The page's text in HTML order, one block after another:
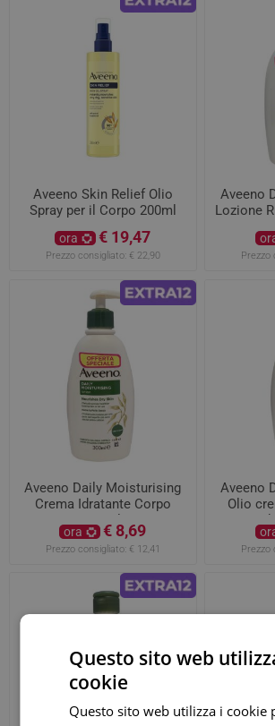
Aveeno Skin Relief Olio
Spray per il Corpo 200ml
ora € 19,47
Prezzo consigliato: € 22,90
Aveeno
Lozione
Prezzo
Aveeno Daily Moisturising
Crema Idratante Corpo
300ml
ora € 8,69
Prezzo consigliato: € 12,41
Aveeno
Olio
Prezzo
Questo sito web
cookie
Questo sito web utilizza i cookie